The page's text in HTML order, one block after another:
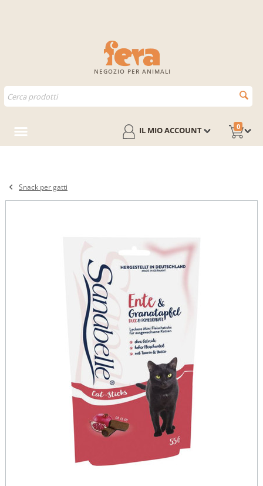
NEGOZIO PER ANIMALI
0
IL MIO ACCOUNT
Snack per gatti